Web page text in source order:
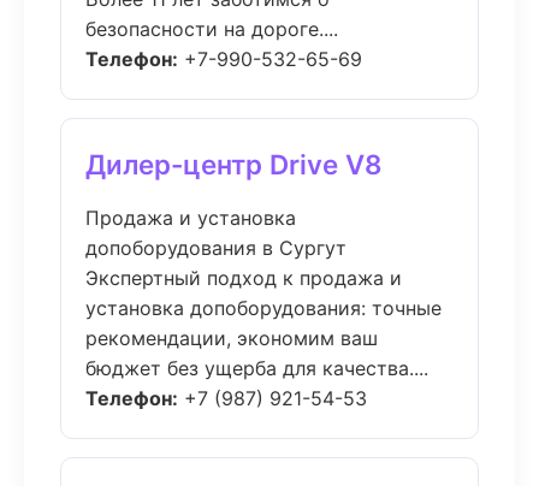
безопасности на дороге....
Телефон: +7-990-532-65-69
Дилер-центр Drive V8
Продажа и установка
допоборудования в Сургут
Экспертный подход к продажа и
установка допоборудования: точные
рекомендации, экономим ваш
бюджет без ущерба для качества....
Телефон: +7 (987) 921-54-53